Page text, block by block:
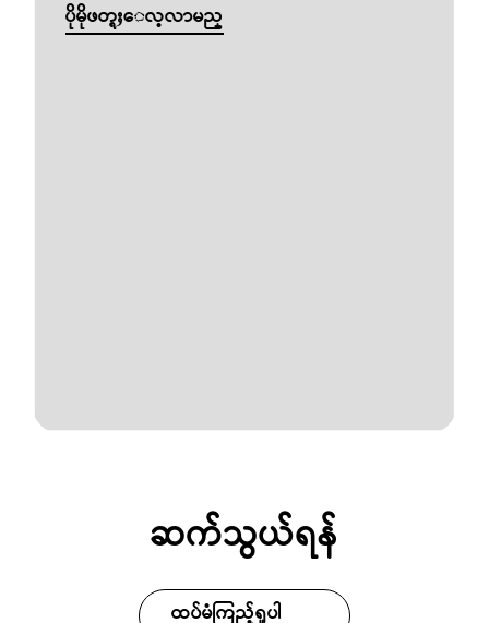
ပိုမိုဖတ္ရႈေလ့လာမည္
ဆက်သွယ်ရန်
ထပ်မံကြည့်ရှုပါ